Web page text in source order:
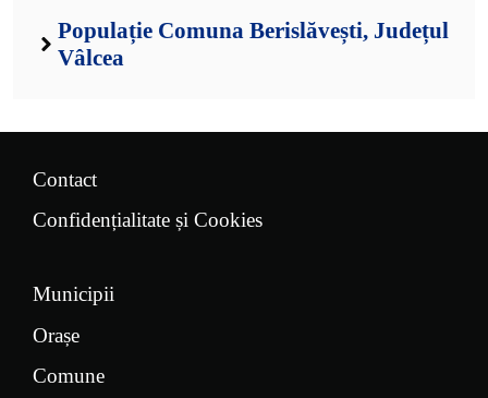
Populație Comuna Berislăvești, Județul
Vâlcea
Contact
Confidențialitate și Cookies
Municipii
Orașe
Comune